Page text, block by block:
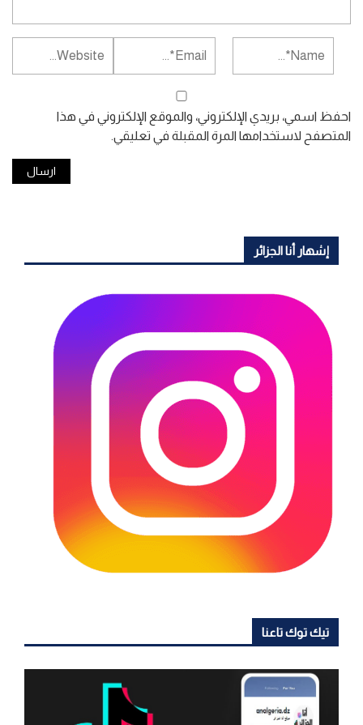
احفظ اسمي، بريدي الإلكتروني، والموقع الإلكتروني في هذا
المتصفح لاستخدامها المرة المقبلة في تعليقي.
إشهار أنا الجزائر
تيك توك تاعنا